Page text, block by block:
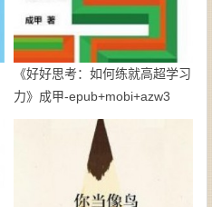
《好好思考：如何练就高超学习
力》成甲-epub+mobi+azw3